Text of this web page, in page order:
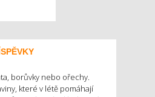
borůvky nebo ořechy.
které v létě pomáhají